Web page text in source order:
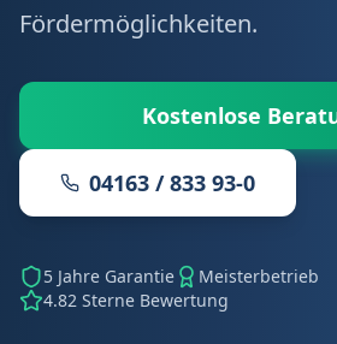
Fördermöglichkeiten.
Kostenlose
04163 / 833 93-0
5 Jahre Garantie
Meisterbetrieb
4.82 Sterne Bewertung